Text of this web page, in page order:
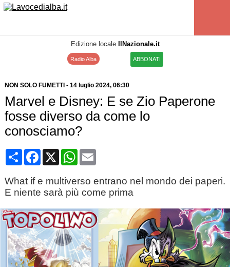
Edizione locale IlNazionale.it
Radio Alba ABBONATI
NON SOLO FUMETTI - 14 luglio 2024, 06:30
Marvel e Disney: E se Zio Paperone
fosse diverso da come lo
conosciamo?
CondividiFacebook
X WhatsApp
Email
What if e multiverso entrano nel mondo dei paperi.
E niente sarà più come prima